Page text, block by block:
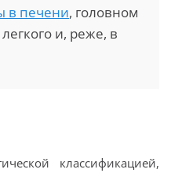
в печени, головном
и, реже, в
классификацией,